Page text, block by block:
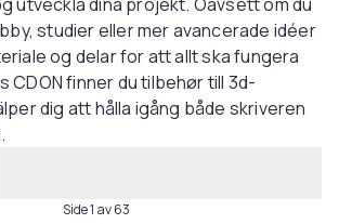
studier eller mer avancerade idéer
og delar for att allt ska fungera
CDON finner du tilbehør till 3d-
dig att hålla igång både skriveren
Side 1 av 63